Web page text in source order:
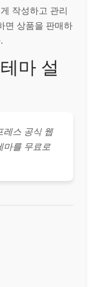
작성하고 관리
면 상품을 판매하
마 설
레스 공식 웹
마를 무료로